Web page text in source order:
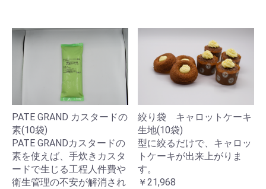
PATE GRAND カスタードの
素(10袋)
PATE GRANDカスタードの
素を使えば、手炊きカスタ
ードで生じる工程人件費や
衛生管理の不安が解消され
絞り袋 キャロットケーキ
生地(10袋)
型に絞るだけで、キャロッ
トケーキが出来上がりま
す。
￥21,968